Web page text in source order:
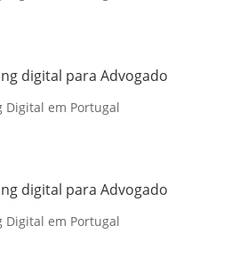
digital para Advogado
Digital em Portugal
digital para Advogado
Digital em Portugal